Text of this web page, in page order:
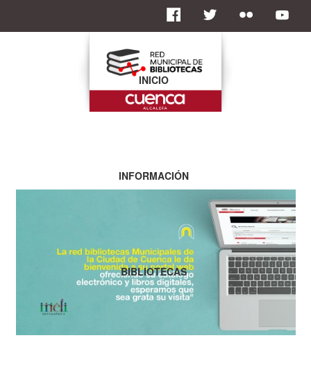
INICIO
INFORMACIÓN
BIBLIOTECAS